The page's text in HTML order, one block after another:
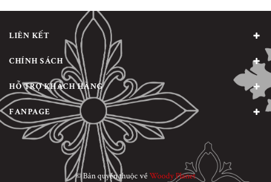
LIÊN KẾT
CHÍNH SÁCH
HỖ TRỢ KHÁCH HÀNG
FANPAGE
© Bản quyền thuộc vềWoody Planet